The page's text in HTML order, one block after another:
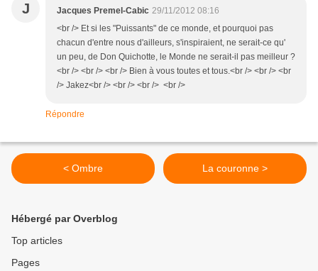
J Jacques Premel-Cabic 29/11/2012 08:16
<br /> Et si les "Puissants" de ce monde, et pourquoi pas
chacun d'entre nous d'ailleurs, s'inspiraient, ne serait-ce qu'
un peu, de Don Quichotte, le Monde ne serait-il pas meilleur ?
<br /> <br /> <br /> Bien à vous toutes et tous.<br /> <br /> <br
/> Jakez<br /> <br /> <br /> <br />
Répondre
< Ombre La couronne >
Hébergé par Overblog
Top articles
Pages